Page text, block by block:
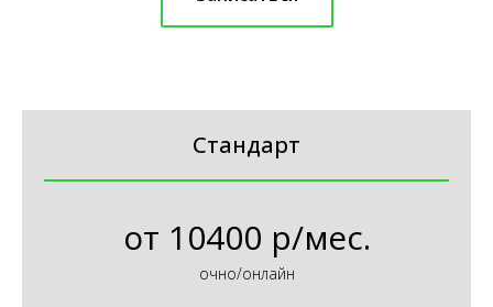
Стандарт
от 10400 р/мес.
очно/онлайн